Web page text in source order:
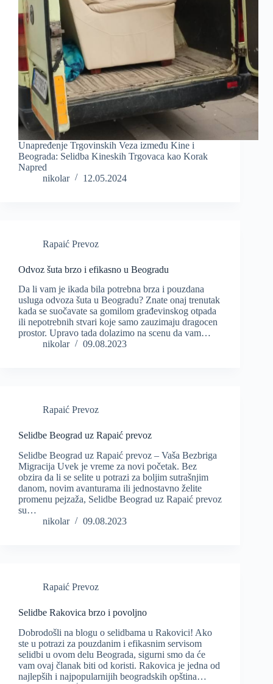
Unapređenje Trgovinskih Veza između Kine i
Beograda: Selidba Kineskih Trgovaca kao Korak
Napred
nikolar
12.05.2024
Rapaić Prevoz
Odvoz šuta brzo i efikasno u Beogradu
Da li vam je ikada bila potrebna brza i pouzdana
usluga odvoza šuta u Beogradu? Znate onaj trenutak
kada se suočavate sa gomilom građevinskog otpada
ili nepotrebnih stvari koje samo zauzimaju dragocen
prostor. Upravo tada dolazimo na scenu da vam…
nikolar
09.08.2023
Rapaić Prevoz
Selidbe Beograd uz Rapaić prevoz
Selidbe Beograd uz Rapaić prevoz – Vaša Bezbriga
Migracija Uvek je vreme za novi početak. Bez
obzira da li se selite u potrazi za boljim sutrašnjim
danom, novim avanturama ili jednostavno želite
promenu pejzaža, Selidbe Beograd uz Rapaić prevoz
su…
nikolar
09.08.2023
Rapaić Prevoz
Selidbe Rakovica brzo i povoljno
Dobrodošli na blogu o selidbama u Rakovici! Ako
ste u potrazi za pouzdanim i efikasnim servisom
selidbi u ovom delu Beograda, sigurni smo da će
vam ovaj članak biti od koristi. Rakovica je jedna od
najlepših i najpopularnijih beogradskih opština…